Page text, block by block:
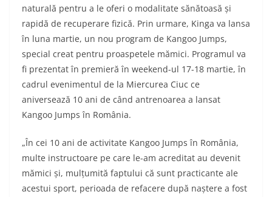
naturală pentru a le oferi o modalitate sănătoasă și
rapidă de recuperare fizică. Prin urmare, Kinga va lansa
în luna martie, un nou program de Kangoo Jumps,
special creat pentru proaspetele mămici. Programul va
fi prezentat în premieră în weekend-ul 17-18 martie, în
cadrul evenimentul de la Miercurea Ciuc ce
aniversează 10 ani de când antrenoarea a lansat
Kangoo Jumps în România.
„În cei 10 ani de activitate Kangoo Jumps în România,
multe instructoare pe care le-am acreditat au devenit
mămici și, mulțumită faptului că sunt practicante ale
acestui sport, perioada de refacere după naștere a fost